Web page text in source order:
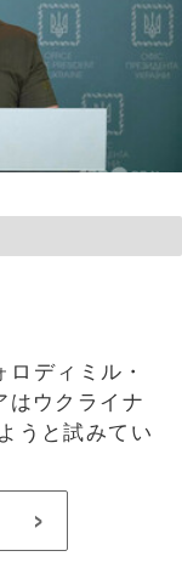
ディミル・
はウクライナ
うと試みてい
>